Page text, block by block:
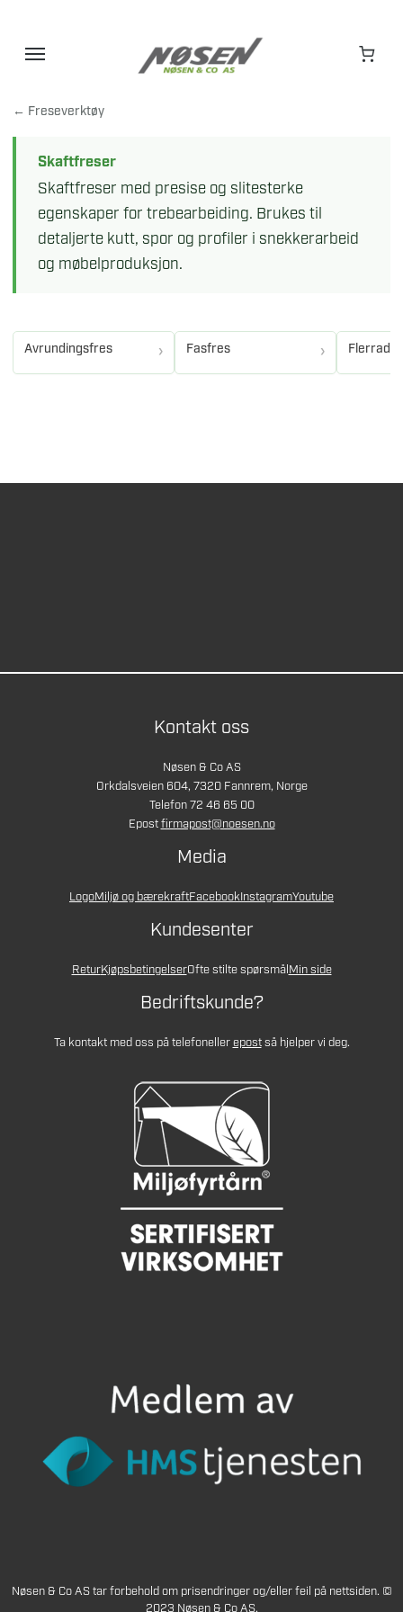
← Freseverktøy
Skaftfreser
Skaftfreser med presise og slitesterke
egenskaper for trebearbeiding. Brukes til
detaljerte kutt, spor og profiler i snekkerarbeid
og møbelproduksjon.
Avrundingsfres Fasfres
Kontakt oss
Nøsen & Co AS
Orkdalsveien 604, 7320 Fannrem, Norge
Telefon 72 46 65 00
Epostfirmapost@noesen.no
Media
LogoMiljø og bærekraftFacebookInstagramYoutube
Kundesenter
ReturKjøpsbetingelserOfte stilte spørsmålMin side
Bedriftskunde?
Ta kontakt med oss på telefonellerepostså hjelper vi deg.
Nøsen & Co AS tar forbehold om prisendringer og/eller feil på nettsiden. ©
2023 Nøsen & Co AS.